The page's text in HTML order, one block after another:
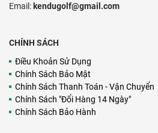
Email: kendugolf@gmail.com
CHÍNH SÁCH
Điều Khoản Sử Dụng
Chính Sách Bảo Mật
Chính Sách Thanh Toán - Vận Chuyển
Chính Sách "Đổi Hàng 14 Ngày"
Chính Sách Bảo Hành